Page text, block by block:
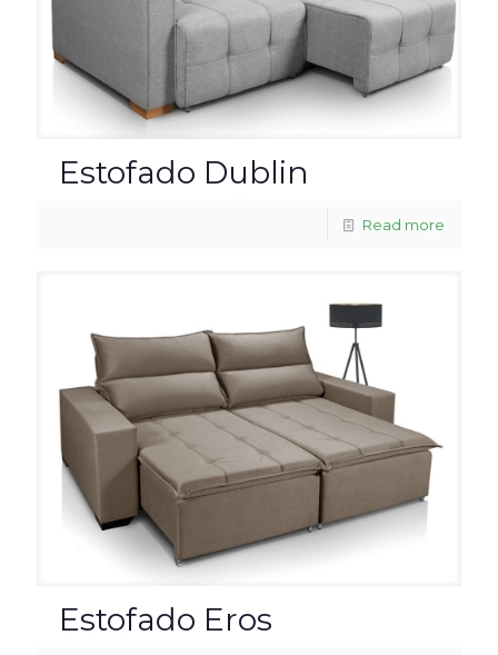
Estofado Dublin
Read more
Estofado Eros